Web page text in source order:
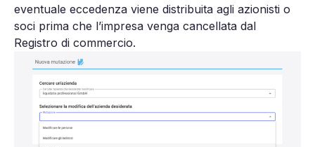
eventuale eccedenza viene distribuita agli azionisti o
soci prima che l’impresa venga cancellata dal
Registro di commercio.